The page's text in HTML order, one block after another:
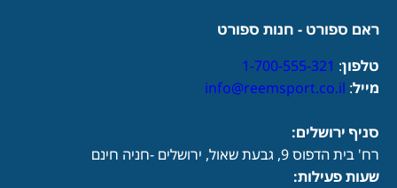
ראם ספורט - חנות ספורט
טלפון:
1-700-555-321
מייל:
info@reemsport.co.il
סניף ירושלים:
רח' בית הדפוס 9, גבעת שאול, ירושלים -חניה חינם
שעות פעילות: